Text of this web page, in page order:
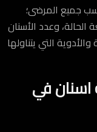
جميع المرضى؛
الحالة، وعدد الأسنان
التي يتناولها
في